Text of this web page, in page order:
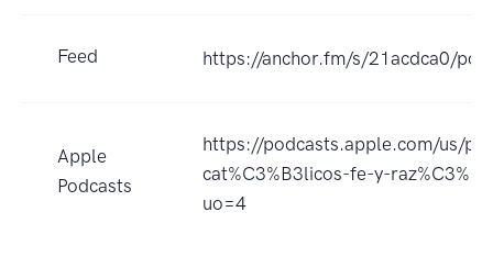
Feed https://anchor.fm/s/21acdca0/
Apple
Podcasts
https://podcasts.apple.com/us/
cat%C3%B3licos-fe-y-
uo=4